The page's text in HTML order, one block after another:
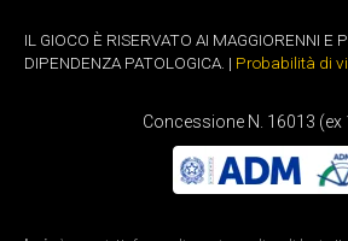
IL GIOCO È RISERVATO AI MAGGIORENNI E
DIPENDENZA PATOLOGICA. | Probabilità di
Concessione N. 16013 (ex